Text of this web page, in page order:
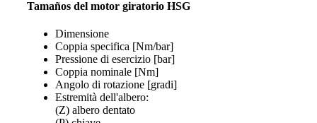
Tamaños del motor giratorio HSG
Dimensione
Coppia specifica [Nm/bar]
Pressione di esercizio [bar]
Coppia nominale [Nm]
Angolo di rotazione [gradi]
Estremità dell'albero:
(Z) albero dentato